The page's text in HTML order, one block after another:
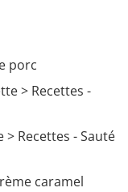
porc
> Recettes -
> Recettes - Sauté
caramel